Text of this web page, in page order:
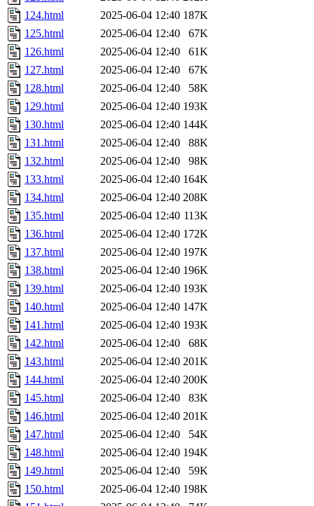
124.html
2025-06-04 12:40 187K
125.html
2025-06-04 12:40
67K
126.html
2025-06-04 12:40
61K
127.html
2025-06-04 12:40
67K
128.html
2025-06-04 12:40
58K
129.html
2025-06-04 12:40 193K
130.html
2025-06-04 12:40 144K
131.html
2025-06-04 12:40
88K
132.html
2025-06-04 12:40
98K
133.html
2025-06-04 12:40 164K
134.html
2025-06-04 12:40 208K
135.html
2025-06-04 12:40 113K
136.html
2025-06-04 12:40 172K
137.html
2025-06-04 12:40 197K
138.html
2025-06-04 12:40 196K
139.html
2025-06-04 12:40 193K
140.html
2025-06-04 12:40 147K
141.html
2025-06-04 12:40 193K
142.html
2025-06-04 12:40
68K
143.html
2025-06-04 12:40 201K
144.html
2025-06-04 12:40 200K
145.html
2025-06-04 12:40
83K
146.html
2025-06-04 12:40 201K
147.html
2025-06-04 12:40
54K
148.html
2025-06-04 12:40 194K
149.html
2025-06-04 12:40
59K
150.html
2025-06-04 12:40 198K